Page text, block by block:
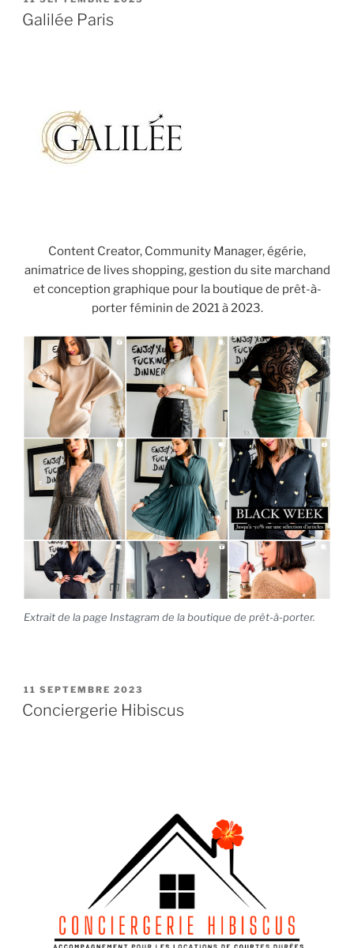
LE
Galilée Paris
Content Creator, Community Manager, égérie,
animatrice de lives shopping, gestion du site marchand
et conception graphique pour la boutique de prêt-à-
porter féminin de 2021 à 2023.
Extrait de la page Instagram de la boutique de prêt-à-porter.
PUBLIÉ
LE
11 SEPTEMBRE 2023
Conciergerie Hibiscus